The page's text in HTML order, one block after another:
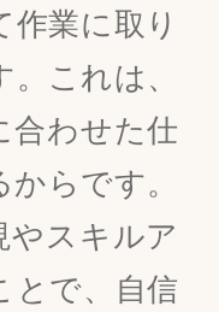
業に取り
これは、
合わせた仕
らです。
やスキルア
とで、自信